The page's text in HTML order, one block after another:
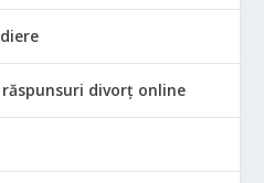
răspunsuri divorț online